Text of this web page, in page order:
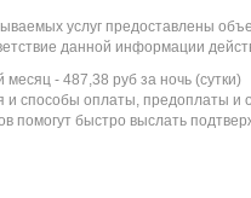
услуг предоставлены
данной информации
месяц - 487,38 руб за ночь (сутки)
и способы оплаты, предоплаты и
помогут быстро выслать